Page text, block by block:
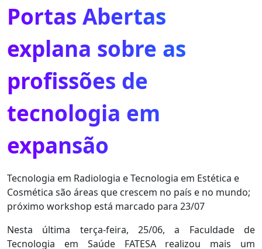
Portas Abertas
explana sobre as
profissões de
tecnologia em
expansão
Tecnologia em Radiologia e Tecnologia em Estética e
Cosmética são áreas que crescem no país e no mundo;
próximo workshop está marcado para 23/07
Nesta última terça-feira, 25/06, a Faculdade de
Tecnologia em Saúde FATESA realizou mais um